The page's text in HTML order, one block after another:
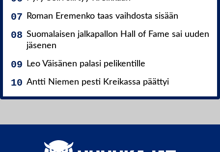
Roman Eremenko taas vaihdosta sisään
Suomalaisen jalkapallon Hall of Fame sai uuden
jäsenen
Leo Väisänen palasi pelikentille
Antti Niemen pesti Kreikassa päättyi